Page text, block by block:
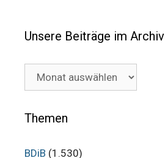
Unsere Beiträge im Archiv
Unsere
Archiv
Themen
BDiB (1.530)